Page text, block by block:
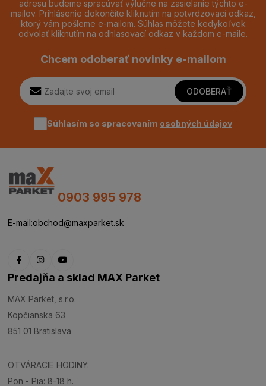
adresu budeme spracúvať výlučne na zasielanie týchto e-
mailov. Prihlásenie dokončíte kliknutím na potvrdzovací odkaz,
ktorý vám pošleme e-mailom. Súhlas môžete kedykoľvek
odvolať kliknutím na odhlasovací odkaz v každom e-maile.
Chcem odoberať novinky e-mailom
ODOBERAŤ
Súhlasím so spracovaním osobných údajov
0903 995 978
E-mail:obchod@maxparket.sk
Predajňa a sklad MAX Parket
MAX Parket, s.r.o.
Kopčianska 63
851 01 Bratislava
OTVÁRACIE HODINY:
Pon - Pia: 8-18 h.